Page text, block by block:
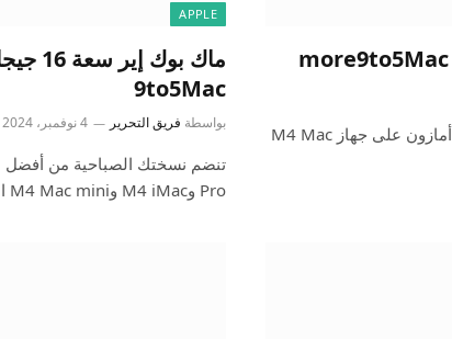
تتصدر قائمة انخفاضات الأسعار اليوم الخصومات النقدية الأولى في أمازون على جهاز M4 Mac
APPLE
9to5Mac
بواسطة فريق التحرير 4 نوفمبر، 2024
Pro وM4 iMac وM4 Mac mini الجديد.…